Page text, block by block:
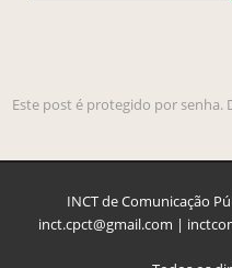
Este post é protegido por senha.
INCT de Comunicação
inct.cpct@gmail.com |